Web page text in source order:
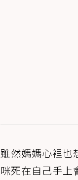
雖然媽媽心裡也
咪死在自己手上